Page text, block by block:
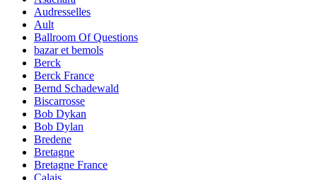
Audresselles
Ault
Ballroom Of Questions
bazar et bemols
Berck
Berck France
Bernd Schadewald
Biscarrosse
Bob Dykan
Bob Dylan
Bredene
Bretagne
Bretagne France
Calais